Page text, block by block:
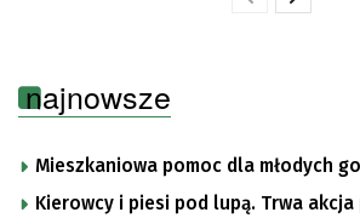
najnowsze
Mieszkaniowa pomoc dla młodych
Kierowcy i piesi pod lupą. Trwa